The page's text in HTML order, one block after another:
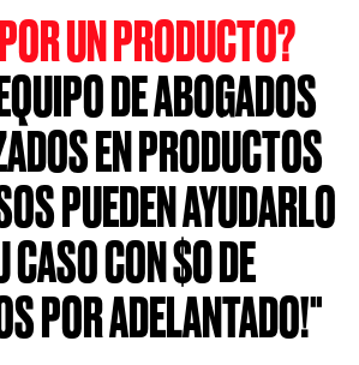
UN PRODUCTO?
DE ABOGADOS
EN PRODUCTOS
PUEDEN AYUDARLO
CASO CON $0 DE
POR ADELANTADO!"